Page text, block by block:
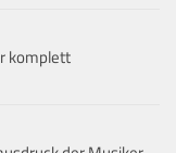
komplett